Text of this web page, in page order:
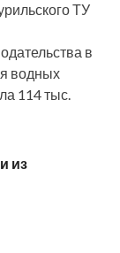
ТУ
в
водных
114 тыс.
из